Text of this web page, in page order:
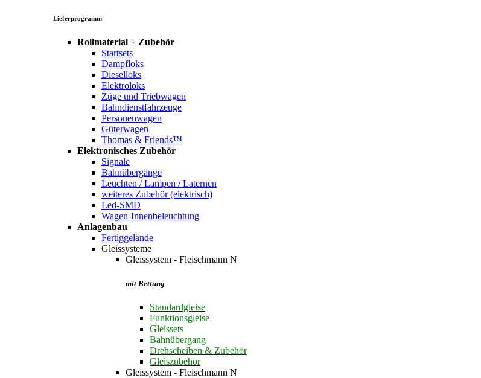
Lieferprogramm
Rollmaterial + Zubehör
Startsets
Dampfloks
Dieselloks
Elektroloks
Züge und Triebwagen
Bahndienstfahrzeuge
Personenwagen
Güterwagen
Thomas & Friends™
Elektronisches Zubehör
Signale
Bahnübergänge
Leuchten / Lampen / Laternen
weiteres Zubehör (elektrisch)
Led-SMD
Wagen-Innenbeleuchtung
Anlagenbau
Fertiggelände
Gleissysteme
Gleissystem - Fleischmann N
mit Bettung
Standardgleise
Funktionsgleise
Gleissets
Bahnübergang
Drehscheiben & Zubehör
Gleiszubehör
Gleissystem - Fleischmann N